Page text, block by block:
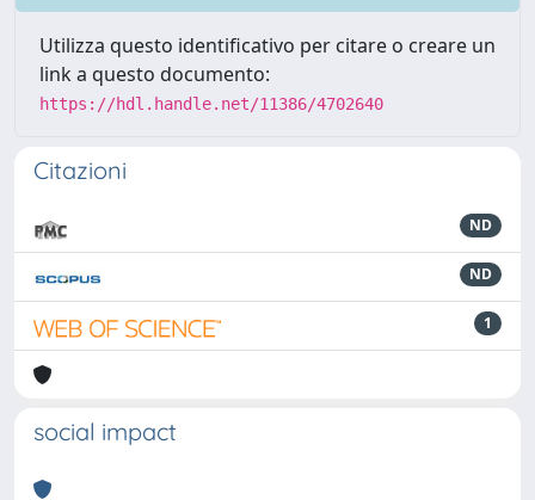
Utilizza questo identificativo per citare o creare un
link a questo documento:
https://hdl.handle.net/11386/4702640
Citazioni
ND
ND
1
social impact